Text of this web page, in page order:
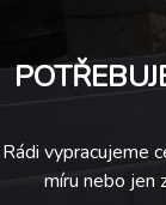
Rádi vypracujeme
míru nebo jen